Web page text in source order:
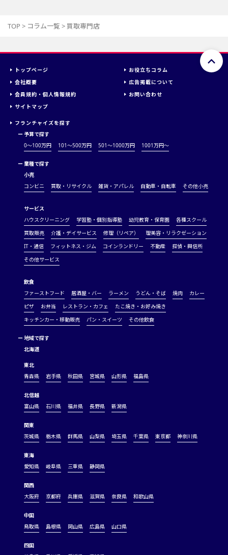
TOP > コラム一覧 > 買取専門店
トップページ
お役立ちコラム
会社概要
広告掲載について
会員規約・個人情報規約
お問い合わせ
サイトマップ
フランチャイズを探す
ー 予算で探す
0～100万円
101～500万円 501～1000万円 1001万円〜
ー 業種で探す
小売
コンビニ
買取・リサイクル 雑貨・アパレル 自動車・自転車 その他小売
サービス
ハウスクリーニング
学習塾・個別指導塾 幼児教育・保育園
各種スクール
買取販売
介護・デイサービス 修理（リペア）
理美容・リラクゼーション
IT・通信
フィットネス・ジム コインランドリー 不動産
探偵・興信所
その他サービス
飲食
ファーストフード
居酒屋・バー ラーメン うどん・そば 焼肉
カレー
ピザ
お弁当 レストラン・カフェ
たこ焼き・お好み焼き
キッチンカー・移動販売
パン・スイーツ その他飲食
ー 地域で探す
北海道
東北
青森県
岩手県 秋田県 宮城県 山形県 福島県
北信越
富山県
石川県 福井県 長野県 新潟県
関東
茨城県
栃木県 群馬県 山梨県 埼玉県 千葉県 東京都 神奈川県
東海
愛知県
岐阜県 三重県 静岡県
関西
大阪府
京都府 兵庫県 滋賀県 奈良県 和歌山県
中国
鳥取県
島根県 岡山県 広島県 山口県
四国